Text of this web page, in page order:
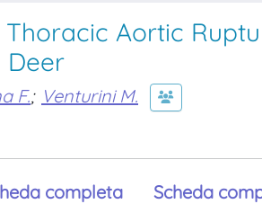
Aortic
Deer
F.; Venturini M.
completa Scheda